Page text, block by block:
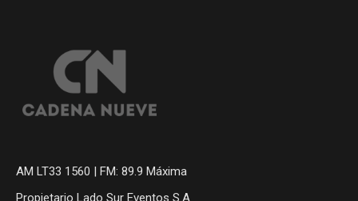
AM LT33 1560 | FM: 89.9 Máxima
Propietario Lado Sur Eventos S.A